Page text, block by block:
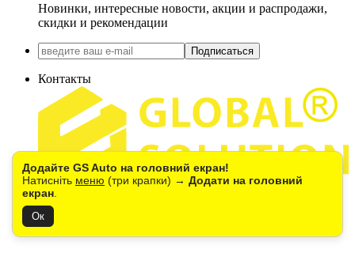
Додайте GS Auto на головний екран!
Натисніть меню (три крапки) → Додати на головний
екран
Ок
Новинки, интересные новости, акции и распродажи,
скидки и рекомендации
Подписаться
Контакты
+38(067) 390-48-85
г.Киев, ул. Окружная 1В
(Стоянка ТЦ "METRO")